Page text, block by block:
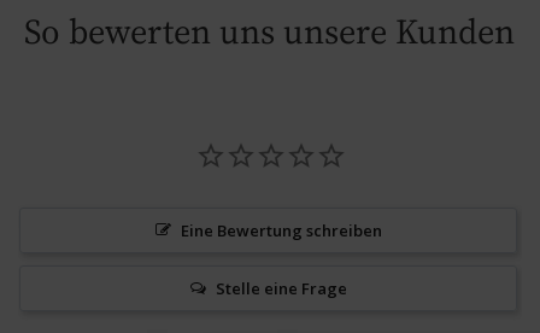
So bewerten uns unsere Kunden
Eine Bewertung schreiben
Stelle eine Frage